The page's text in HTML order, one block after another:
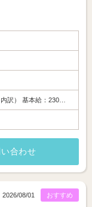
訳） 基本給：230…
合わせ
おすすめ
2026/08/01